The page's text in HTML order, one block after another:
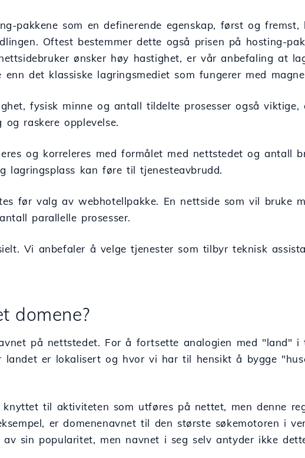
pakkene som en definerende egenskap, først og fremst,
Oftest bestemmer dette også prisen på hosting-
ønsker høy hastighet, er vår anbefaling at
enn det klassiske lagringsmediet som fungerer med
fysisk minne og antall tildelte prosesser også viktige,
og raskere opplevelse.
og korreleres med formålet med nettstedet og antall
lagringsplass kan føre til tjenesteavbrudd.
før valg av webhotellpakke. En nettside som vil bruke
parallelle prosesser.
Vi anbefaler å velge tjenester som tilbyr teknisk
domene?
på nettstedet. For å fortsette analogien med "land" i
landet er lokalisert og hvor vi har til hensikt å bygge
til aktiviteten som utføres på nettet, men denne
er domenenavnet til den største søkemotoren i
sin popularitet, men navnet i seg selv antyder ikke